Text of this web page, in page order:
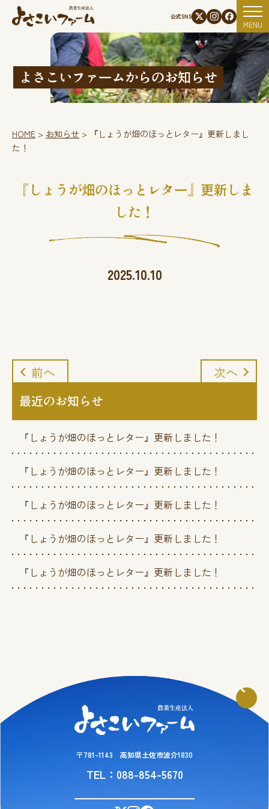
公式SNS
MENU
資材使用状況
よさこいファームからのお知らせ
HOME > お知らせ >
『しょうが畑のほっとレター』更新しまし
た！
『しょうが畑のほっとレター』更新しま
した！
2025.10.10
次へ
前へ
最近のお知らせ
『しょうが畑のほっとレター』更新しました！
『しょうが畑のほっとレター』更新しました！
『しょうが畑のほっとレター』更新しました！
『しょうが畑のほっとレター』更新しました！
『しょうが畑のほっとレター』更新しました！
〒781-1143 高知県土佐市波介1830
TEL：088-854-5670